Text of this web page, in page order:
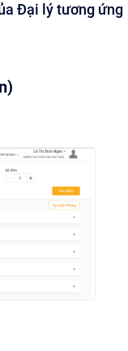
Đại lý tương ứng